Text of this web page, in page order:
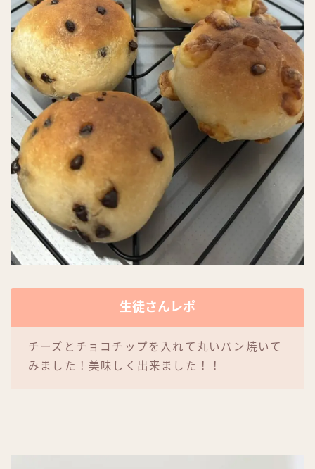
生徒さんレポ
チーズとチョコチップを入れて丸いパン焼いて
みました！美味しく出来ました！！